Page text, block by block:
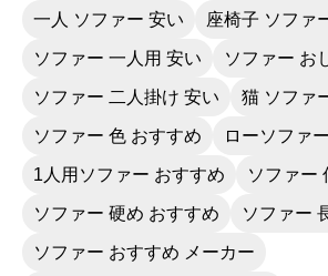
一人 ソファー 安い 座椅子 ソファ
ソファー 一人用 安い ソファー お
ソファー 二人掛け 安い 猫 ソファ
ソファー 色 おすすめ ローソファ
1人用ソファー おすすめ ソファー
ソファー 硬め おすすめ ソファー
ソファー おすすめ メーカー